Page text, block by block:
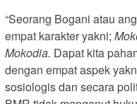
“Seorang Bogani atau
empat karakter yakni;
Mokodia. Dapat kita
dengan empat aspek
sosiologis dan secara